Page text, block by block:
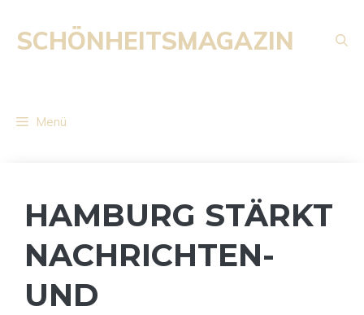
Inhalt
springen
SCHÖNHEITSMAGAZIN
Menü
HAMBURG STÄRKT
NACHRICHTEN-
UND